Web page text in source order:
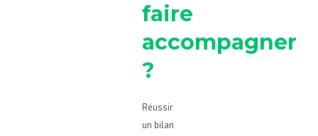
faire
accompagner
?
Réussir
un bilan